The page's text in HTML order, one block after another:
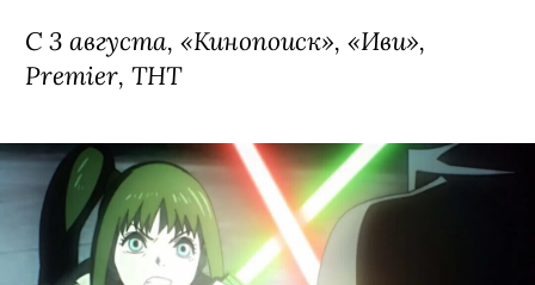
С 3 августа, «Кинопоиск», «Иви»,
Premier, ТНТ